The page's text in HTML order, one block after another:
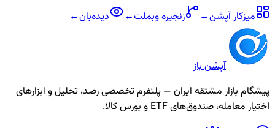
میزکار آپشن← زنجیرهوبملت← دیده‌بان←
آپشن باز
پیشگام بازار مشتقه ایران — پلتفرم تخصصی رصد، تحلیل و ابزارهای
اختیار معامله، صندوق‌های ETF و بورس کالا.